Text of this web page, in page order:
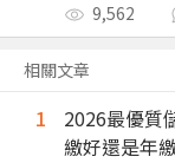
9,562
相關文章
1
2026最優質
繳好還是年